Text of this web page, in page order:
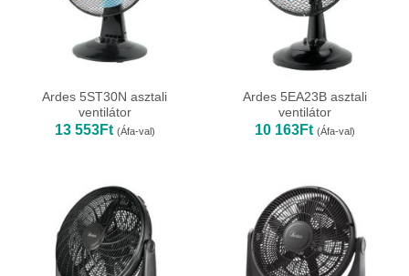
Ardes 5ST30N asztali
ventilátor
13 553Ft (Áfa-val)
Ardes 5EA23B asztali
ventilátor
10 163Ft (Áfa-val)